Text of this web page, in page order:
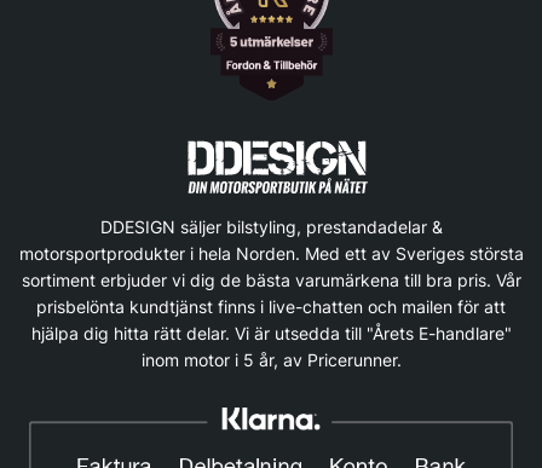
DDESIGN säljer bilstyling, prestandadelar &
motorsportprodukter i hela Norden. Med ett av Sveriges största
sortiment erbjuder vi dig de bästa varumärkena till bra pris. Vår
prisbelönta kundtjänst finns i live-chatten och mailen för att
hjälpa dig hitta rätt delar. Vi är utsedda till "Årets E-handlare"
inom motor i 5 år, av Pricerunner.